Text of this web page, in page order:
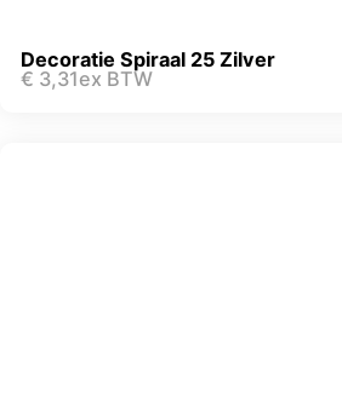
Decoratie Spiraal 25 Zilver
€ 3,31ex BTW